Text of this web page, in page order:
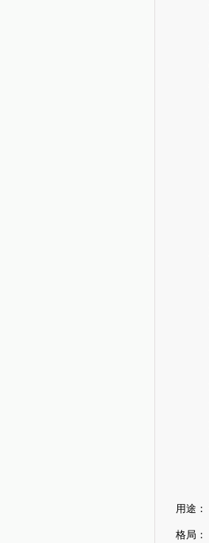
用途：
格局：